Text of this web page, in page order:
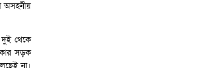
অসহনীয়
দুই থেকে
সড়ক